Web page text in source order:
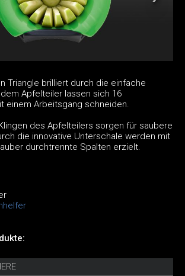
Triangle brilliert durch die einfache
Apfelteiler lassen sich 16
einem Arbeitsgang schneiden.
des Apfelteilers sorgen für saubere
die innovative Unterschale werden mit
durchtrennte Spalten erzielt.